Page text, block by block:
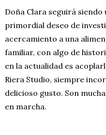
Doña Clara seguirá
primordial deseo de
acercamiento a una
familiar, con algo de
en la actualidad es
Riera Studio, siempre
delicioso gusto. Son
en marcha.